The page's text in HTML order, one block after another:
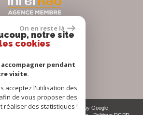
Se connecter
Espace propriétaire
réservés | Traduction powered by Google
On en reste là
notre site
cookies
pendant
visite.
acceptez l'utilisation des
de vous proposer des
réaliser des statistiques !